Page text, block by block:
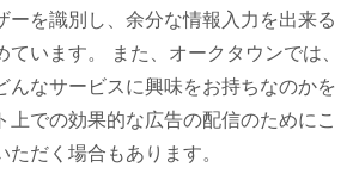
ーを識別し、余分な情報入力を出来る
います。 また、オークタウンでは、
んなサービスに興味をお持ちなのかを
上での効果的な広告の配信のためにこ
だく場合もあります。